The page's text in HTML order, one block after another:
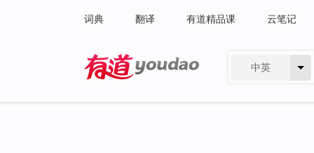
词典 翻译 有道精品课 云笔记
中英